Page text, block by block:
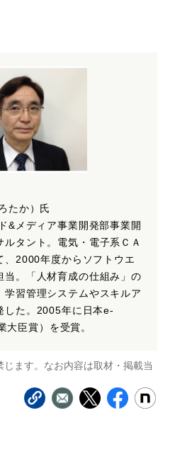
たか）氏
&メディア事業開発部事業開
タント。電気・電子系ＣＡ
、2000年度からソフトウエ
当。「人材育成の仕組み」の
学習管理システムやスキルア
した。2005年に日本e-
臣賞）を受賞。
ます。なお内容は取材・掲載当